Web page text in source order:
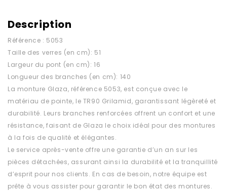
Description
Référence : 5053
Taille des verres (en cm): 51
Largeur du pont (en cm): 16
Longueur des branches (en cm): 140
La monture Glaza, référence 5053, est conçue avec le
matériau de pointe, le TR90 Grilamid, garantissant légèreté et
durabilité. Leurs branches renforcées offrent un confort et une
résistance, faisant de Glaza le choix idéal pour des montures
à la fois de qualité et élégantes.
Le service après-vente offre une garantie d’un an sur les
pièces détachées, assurant ainsi la durabilité et la tranquillité
d’esprit pour nos clients. En cas de besoin, notre équipe est
prête à vous assister pour garantir le bon état des montures.